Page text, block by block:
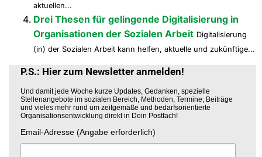
aktuellen...
Drei Thesen für gelingende Digitalisierung in
Organisationen der Sozialen Arbeit Digitalisierung
(in) der Sozialen Arbeit kann helfen, aktuelle und zukünftige...
P.S.: Hier zum Newsletter anmelden!
Und damit jede Woche kurze Updates, Gedanken, spezielle
Stellenangebote im sozialen Bereich, Methoden, Termine, Beiträge
und vieles mehr rund um zeitgemäße und bedarfsorientierte
Organisationsentwicklung direkt in Dein Postfach!
Email-Adresse (Angabe erforderlich)